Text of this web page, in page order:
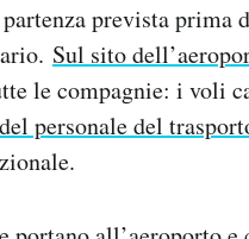
prevista prima
Sul sito
le compagnie: i voli
personale del